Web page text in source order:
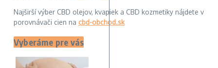
Najširší výber CBD olejov, kvapiek a CBD kozmetiky nájdete v
porovnávači cien na cbd-obchod.sk
Vyberáme pre vás